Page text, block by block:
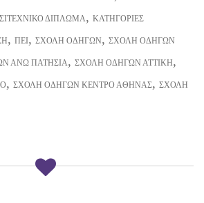
ΔΊΠΛΩΜΑ, ΚΑΤΗΓΟΡΊΕΣ
, ΠΕΙ, ΣΧΟΛΉ ΟΔΗΓΏΝ, ΣΧΟΛΉ ΟΔΗΓΏΝ
ΆΝΩ ΠΑΤΉΣΙΑ, ΣΧΟΛΉ ΟΔΗΓΏΝ ΑΤΤΙΚΉ,
, ΣΧΟΛΉ ΟΔΗΓΏΝ ΚΈΝΤΡΟ ΑΘΉΝΑΣ, ΣΧΟΛΉ